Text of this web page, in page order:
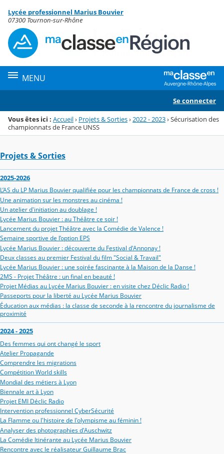
Menu de la rubrique
Contenu
Lycée professionnel Marius Bouvier
07300 Tournon-sur-Rhône
MENU
Se connecter
Vous êtes ici : Accueil› Projets & Sorties› 2022 - 2023›Sécurisation des
championnats de France UNSS
Projets & Sorties
2025-2026
L’AS du LP Marius Bouvier qualifiée pour les championnats de France de cross !
Une animation sur les monstres au cinéma !
Un atelier d'initiation au doublage !
Lycée Marius Bouvier : au Théâtre ce soir !
Lancement du projet Théâtre avec la Comédie de Valence !
Semaine sportive de l’option EPS
Lycée Marius Bouvier : découverte du Festival d'Annonay !
Deux classes au premier Festival du film "Social & Travail"
Lycée Marius Bouvier : une soirée fascinante à la Maison de la Danse !
2MS - Projet Théâtre : un final en beauté !
Projet Médias au Lycée Marius Bouvier : en visite chez Déclic Radio !
Passeports pour la liberté au Lycée Marius Bouvier
Éducation aux médias : la classe de seconde à la rencontre du journalisme de
proximité
2024 - 2025
Des femmes qui ont changé le sport
Atelier Propagande
Comprendre les migrations
Compétition World skills
Mondial des métiers à Lyon
Biennale art à Lyon
Projet EMI Déclic Radio
Intervention professionnel CyberSécurité
La Flamme ou l'histoire de l'olympisme au féminin !
Analyser des photographies d'Auschwitz
La Comédie Itinérante au Lycée Marius Bouvier
Rencontre avec le réalisateur Guillaume Brac